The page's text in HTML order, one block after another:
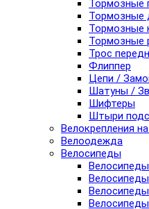
Тормозные
Тормозные
Тормозные
Тормозные
Трос
Флиппер
Цепи /
Шатуны /
Шифтеры
Штыри
Велокрепления
Велоодежда
Велосипеды
Велосипеды